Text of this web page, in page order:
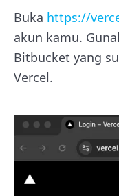
Buka https://
akun kamu.
Bitbucket yang
Vercel.